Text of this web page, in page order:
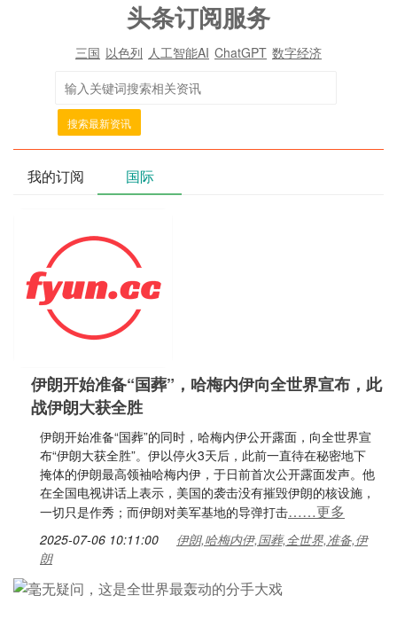
头条订阅服务
三国 以色列 人工智能AI ChatGPT 数字经济
搜索最新资讯
我的订阅 国际
伊朗开始准备“国葬”，哈梅内伊向全世界宣布，此
战伊朗大获全胜
伊朗开始准备“国葬”的同时，哈梅内伊公开露面，向全世界宣
布“伊朗大获全胜”。伊以停火3天后，此前一直待在秘密地下
掩体的伊朗最高领袖哈梅内伊，于日前首次公开露面发声。他
在全国电视讲话上表示，美国的袭击没有摧毁伊朗的核设施，
一切只是作秀；而伊朗对美军基地的导弹打击……更多
2025-07-06 10:11:00
伊朗,哈梅内伊,国葬,全世界,准备,伊
朗